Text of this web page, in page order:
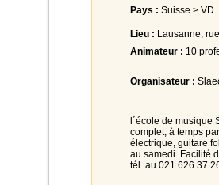
Pays : Suisse > VD
Lieu : Lausanne,
Animateur : 10
Organisateur :
l´école de musique
complet, à temps
électrique, guitare
au samedi. Facilité
tél. au 021 626 37